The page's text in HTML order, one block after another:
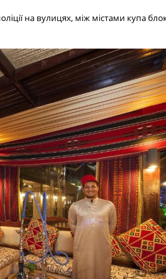
на вулицях, між містами купа